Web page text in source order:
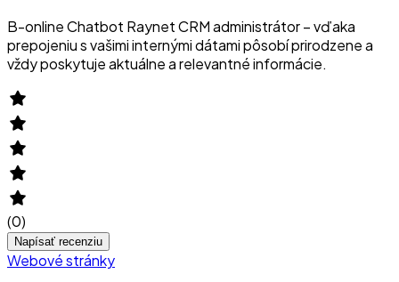
B-online Chatbot Raynet CRM administrátor – vďaka
prepojeniu s vašimi internými dátami pôsobí prirodzene a
vždy poskytuje aktuálne a relevantné informácie.
(0)
Napísať recenziu
Webové stránky